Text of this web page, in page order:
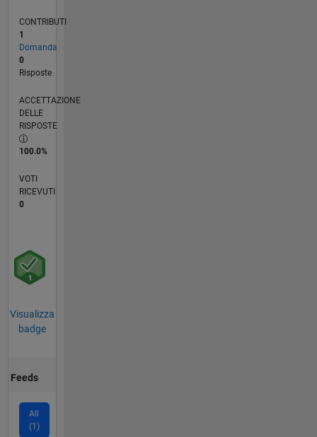
CONTRIBUTI
1
Domanda
0
Risposte
ACCETTAZIONE
DELLE
RISPOSTE
100.0%
VOTI
RICEVUTI
0
Visualizza
badge
Feeds
All
(1)